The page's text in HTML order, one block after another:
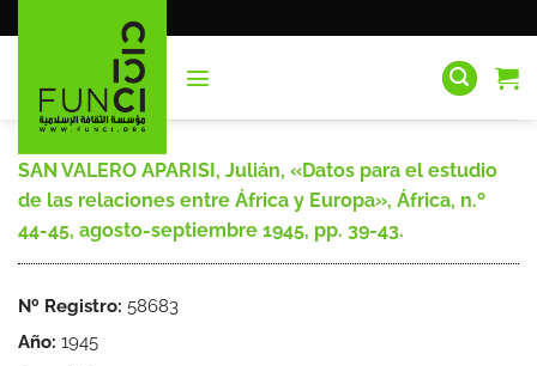
al
SAN VALERO APARISI, Julián, «Datos para el estudio
de las relaciones entre África y Europa», África, n.º
44-45, agosto-septiembre 1945, pp. 39-43.
Nº Registro: 58683
Año: 1945